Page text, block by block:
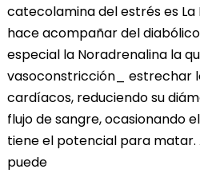
catecolamina del estrés es La
hace acompañar del
especial la Noradrenalina la
vasoconstricción_ estrechar
cardíacos, reduciendo su
flujo de sangre, ocasionando
tiene el potencial para matar.
puede